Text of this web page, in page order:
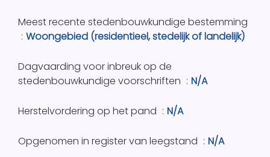
Meest recente stedenbouwkundige bestemming
Woongebied (residentieel, stedelijk of landelijk)
Dagvaarding voor inbreuk op de
stedenbouwkundige voorschriften
N/A
Herstelvordering op het pand N/A
Opgenomen in register van leegstand N/A